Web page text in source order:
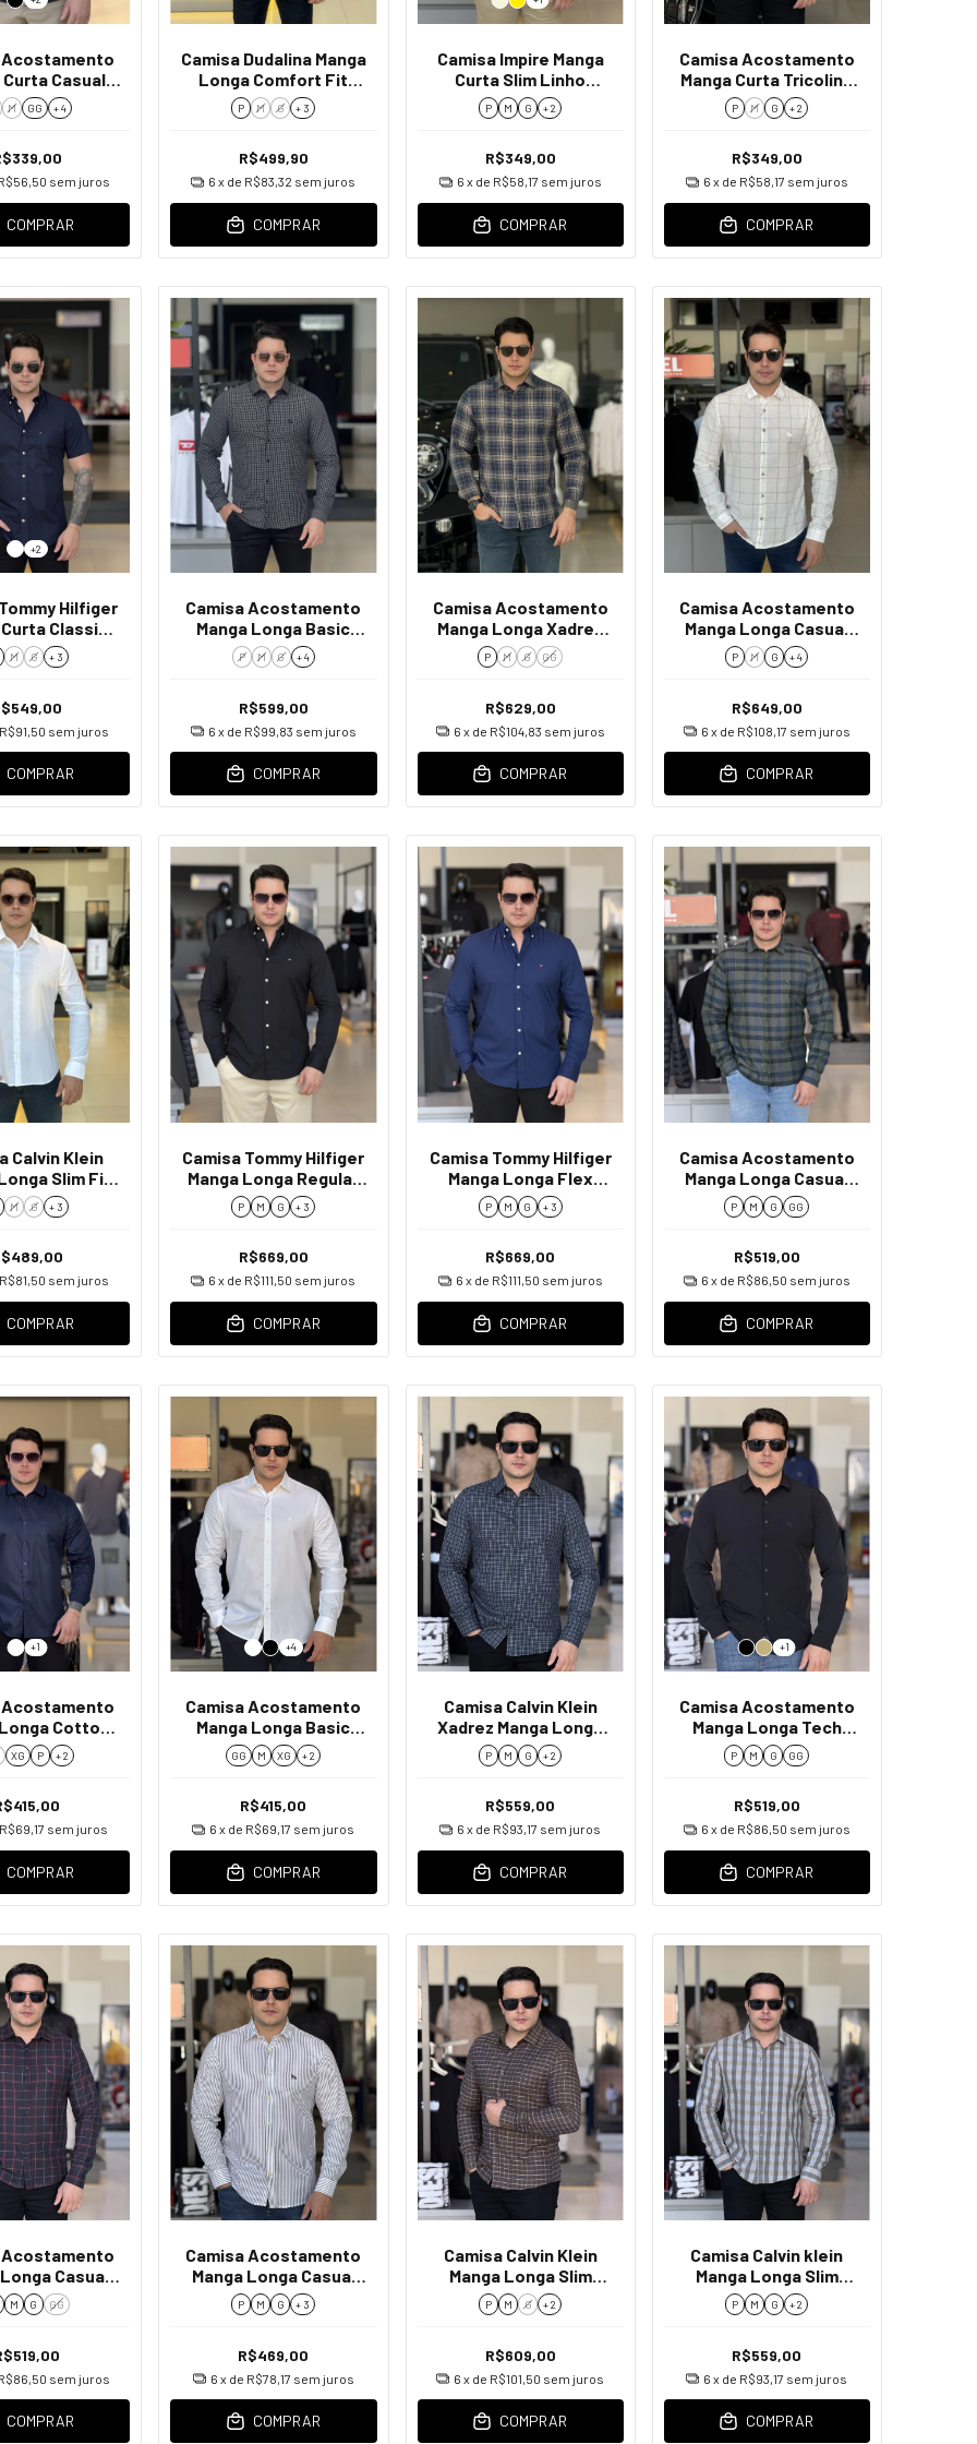
Acostamento
Curta Casual
M GG + 4
sem juros
COMPRAR
Camisa Dudalina Manga
Longa Comfort Fit
Masculino
P M G + 3
R$499,90
6 x de R$83,32 sem juros
COMPRAR
Camisa Impire Manga
Curta Slim Linho
Masculino
P M G + 2
R$349,00
6 x de R$58,17 sem juros
COMPRAR
Camisa Acostamento
Manga Curta Tricoline
Fio 50 Masculino
P M G + 2
R$349,00
6 x de R$58,17 sem juros
COMPRAR
+2
Hilfiger
Curta Classic
Masculino
M G + 3
R$91,50 sem juros
COMPRAR
Camisa Acostamento
Manga Longa Basic
Masculino
P M G + 4
R$599,00
6 x de R$99,83 sem juros
COMPRAR
Camisa Acostamento
Manga Longa Xadrez
Masculino
P M G GG
R$629,00
6 x de R$104,83 sem juros
COMPRAR
Camisa Acostamento
Manga Longa Casual
Xadrez Masculino
P M G + 4
R$649,00
6 x de R$108,17 sem juros
COMPRAR
Calvin Klein
Slim Fit
Masculino
M G + 3
R$81,50 sem juros
COMPRAR
Camisa Tommy Hilfiger
Manga Longa Regular
Fit Masculino
P M G + 3
R$669,00
6 x de R$111,50 sem juros
COMPRAR
Camisa Tommy Hilfiger
Manga Longa Flex
Dobby Slim Fit
Masculino
P M G + 3
R$669,00
6 x de R$111,50 sem juros
COMPRAR
Camisa Acostamento
Manga Longa Casual
Xadrez Masculino
P M G GG
R$519,00
6 x de R$86,50 sem juros
COMPRAR
+1
Acostamento
Cotton
XG P + 2
R$69,17 sem juros
COMPRAR
+4
Camisa Acostamento
Manga Longa Basic
Tricoline Fio 50
Masculino
GG M XG + 2
R$415,00
6 x de R$69,17 sem juros
COMPRAR
Camisa Calvin Klein
Xadrez Manga Longa
Slim Fit Masculino
P M G + 2
R$559,00
6 x de R$93,17 sem juros
COMPRAR
+1
Camisa Acostamento
Manga Longa Tech
Masculino
P M G GG
R$519,00
6 x de R$86,50 sem juros
COMPRAR
Acostamento
Casual
Masculino
M G GG
sem juros
COMPRAR
Camisa Acostamento
Manga Longa Casual
Listrada Masculino
P M G + 3
R$469,00
6 x de R$78,17 sem juros
COMPRAR
Camisa Calvin Klein
Manga Longa Slim
Xadrez Masculino
P M G + 2
R$609,00
6 x de R$101,50 sem juros
COMPRAR
Camisa Calvin klein
Manga Longa Slim
Heather Masculino
P M G + 2
R$559,00
6 x de R$93,17 sem juros
COMPRAR